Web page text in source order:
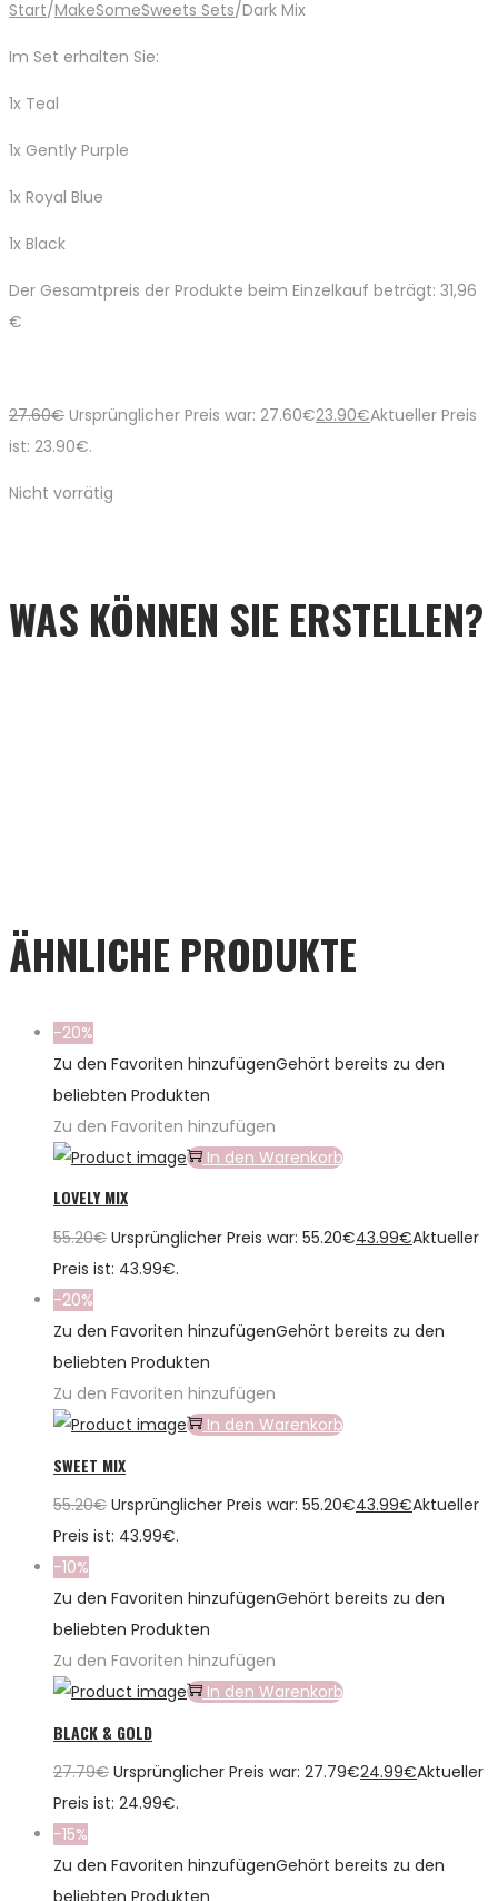
Start/MakeSomeSweets Sets/Dark Mix
Im Set erhalten Sie:
1x Teal
1x Gently Purple
1x Royal Blue
1x Black
Der Gesamtpreis der Produkte beim Einzelkauf beträgt: 31,96
€
27.60€ Ursprünglicher Preis war: 27.60€23.90€Aktueller Preis
ist: 23.90€.
Nicht vorrätig
WAS KÖNNEN SIE ERSTELLEN?
ÄHNLICHE PRODUKTE
-20%
Zu den Favoriten hinzufügenGehört bereits zu den
beliebten Produkten
Zu den Favoriten hinzufügen
In den Warenkorb
LOVELY MIX
55.20€ Ursprünglicher Preis war: 55.20€43.99€Aktueller
Preis ist: 43.99€.
-20%
Zu den Favoriten hinzufügenGehört bereits zu den
beliebten Produkten
Zu den Favoriten hinzufügen
In den Warenkorb
SWEET MIX
55.20€ Ursprünglicher Preis war: 55.20€43.99€Aktueller
Preis ist: 43.99€.
-10%
Zu den Favoriten hinzufügenGehört bereits zu den
beliebten Produkten
Zu den Favoriten hinzufügen
In den Warenkorb
BLACK & GOLD
27.79€ Ursprünglicher Preis war: 27.79€24.99€Aktueller
Preis ist: 24.99€.
-15%
Zu den Favoriten hinzufügenGehört bereits zu den